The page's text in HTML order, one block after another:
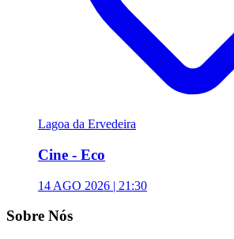
Lagoa da Ervedeira
Cine - Eco
14 AGO 2026 | 21:30
Sobre Nós